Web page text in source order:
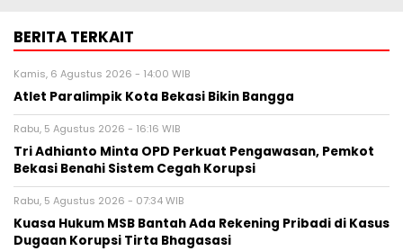
BERITA TERKAIT
Kamis, 6 Agustus 2026 - 14:00 WIB
Atlet Paralimpik Kota Bekasi Bikin Bangga
Rabu, 5 Agustus 2026 - 16:16 WIB
Tri Adhianto Minta OPD Perkuat Pengawasan, Pemkot
Bekasi Benahi Sistem Cegah Korupsi
Rabu, 5 Agustus 2026 - 07:34 WIB
Kuasa Hukum MSB Bantah Ada Rekening Pribadi di Kasus
Dugaan Korupsi Tirta Bhagasasi